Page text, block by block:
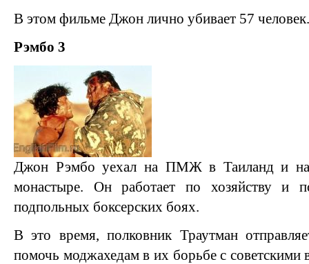
В этом фильме Джон лично убивает 57 человек.
Рэмбо 3
Джон Рэмбо уехал на ПМЖ в Таиланд и
монастыре. Он работает по хозяйству и
подпольных боксерских боях.
В это время, полковник Траутман
помочь моджахедам в их борьбе с советскими